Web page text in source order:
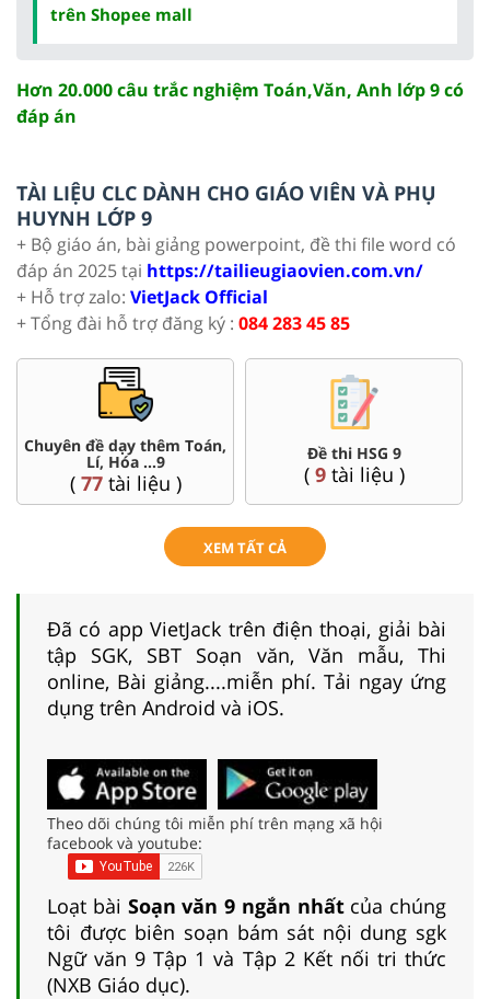
trên Shopee mall
Hơn 20.000 câu trắc nghiệm Toán,Văn, Anh lớp 9 có
đáp án
TÀI LIỆU CLC DÀNH CHO GIÁO VIÊN VÀ PHỤ
HUYNH LỚP 9
+ Bộ giáo án, bài giảng powerpoint, đề thi file word có
đáp án 2025 tại https://tailieugiaovien.com.vn/
+ Hỗ trợ zalo: VietJack Official
+ Tổng đài hỗ trợ đăng ký : 084 283 45 85
đề dạy thêm Toán,
Lí, Hóa ...9
tài liệu )
Đề thi HSG 9
tài liệu )
XEM TẤT CẢ
Đã có app VietJack trên điện thoại, giải bài
tập SGK, SBT Soạn văn, Văn mẫu, Thi
online, Bài giảng....miễn phí. Tải ngay ứng
dụng trên Android và iOS.
Theo dõi chúng tôi miễn phí trên mạng xã hội
facebook và youtube:
Loạt bài Soạn văn 9 ngắn nhấtcủa chúng
tôi được biên soạn bám sát nội dung sgk
Ngữ văn 9 Tập 1 và Tập 2 Kết nối tri thức
(NXB Giáo dục).